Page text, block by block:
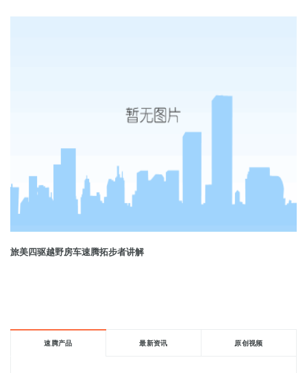
旅美四驱越野房车速腾拓步者讲解
速腾产品 最新资讯 原创视频